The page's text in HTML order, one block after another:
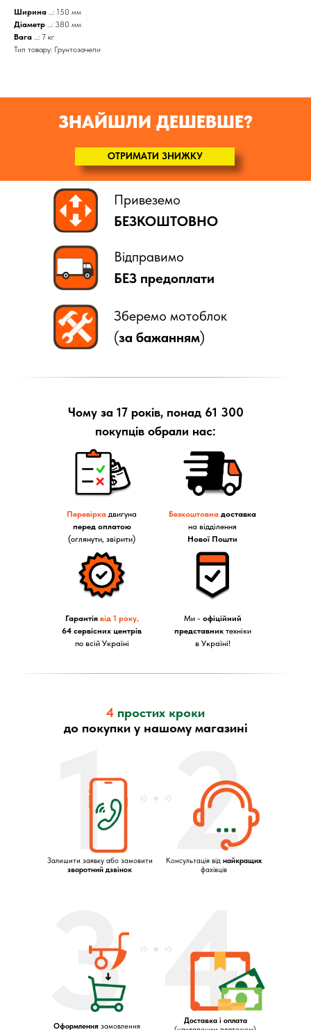
Ширина ...: 150 мм
Діаметр ...: 380 мм
Вага ...: 7 кг
Тип товару: Грунтозачепи
ЗНАЙШЛИ ДЕШЕВШЕ?
ОТРИМАТИ ЗНИЖКУ
Відправимо
БЕЗ предоплати
Привеземо
БЕЗКОШТОВНО
Зберемо мотоблок
(за бажанням)
Чому за 17 років, понад 61 300
покупців обрали нас:
Перевірка двигуна
перед оплатою
(оглянути, звірити)
Гарантія від 1 року.
64 сервісних центрів
по всій Україні
Безкоштовна доставка
на відділення
Нової Пошти
Ми - офіційний
представниктехніки
в Україні!
1
4
3
2
Залишити заявку або замовити
зворотний дзвінок
Консультація від найкращих
фахівців
Оформленнязамовлення
Доставка і оплата
4 простих кроки
до покупки у нашому магазині